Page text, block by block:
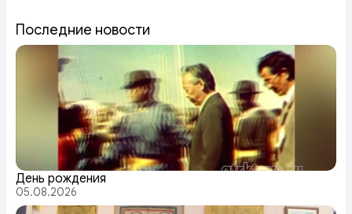
Последние новости
День рождения
05.08.2026